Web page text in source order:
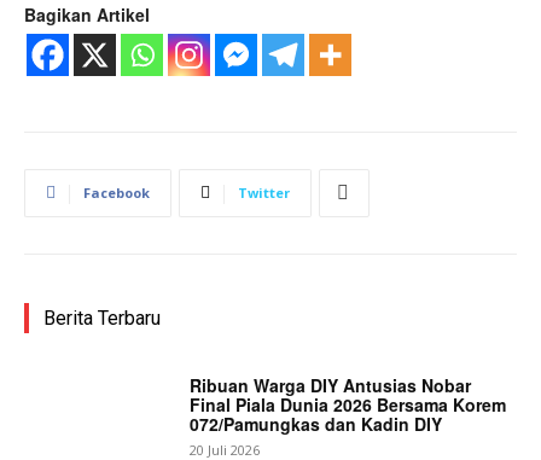
Bagikan Artikel
Facebook Twitter
Berita Terbaru
Ribuan Warga DIY Antusias Nobar
Final Piala Dunia 2026 Bersama Korem
072/Pamungkas dan Kadin DIY
20 Juli 2026